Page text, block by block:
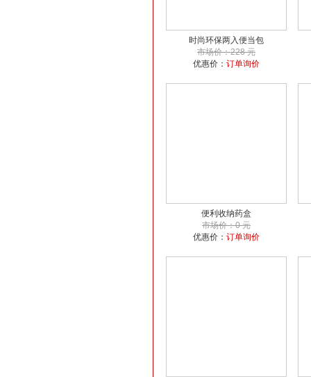
时尚环保两入便当包
市场价：228 元
优惠价： 订单询价
便利收纳药盒
市场价：0 元
优惠价： 订单询价